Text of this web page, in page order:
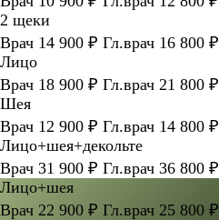
2 щеки
Врач 14 900 ₽ Гл.врач 16 800 ₽
Лицо
Врач 18 900 ₽ Гл.врач 21 800 ₽
Шея
Врач 12 900 ₽ Гл.врач 14 800 ₽
Лицо+шея+декольте
Врач 31 900 ₽ Гл.врач 36 800 ₽
Лицо+шея
Врач 22 900 ₽ Гл.врач 25 800 ₽